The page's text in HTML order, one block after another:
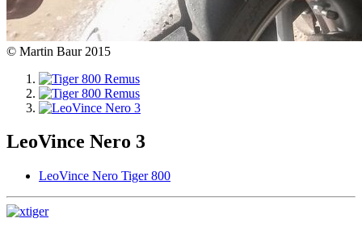
© Martin Baur 2015
LeoVince Nero 3
LeoVince Nero Tiger 800